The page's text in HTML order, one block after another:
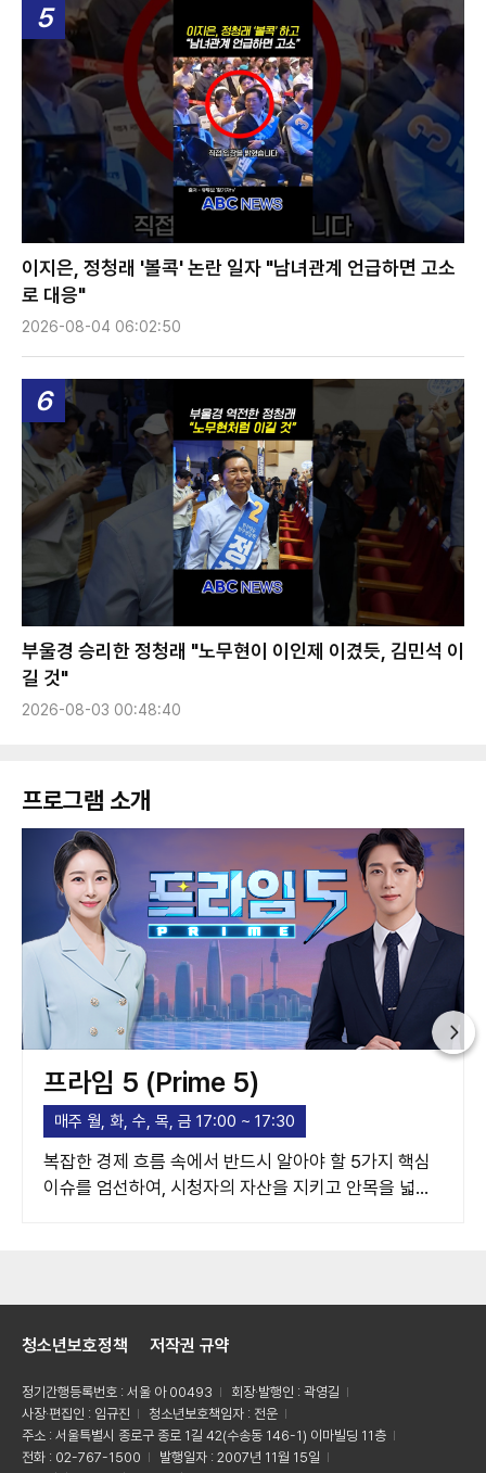
5
이지은, 정청래 '볼콕' 논란 일자 "남녀관계 언급하면 고소
로 대응"
2026-08-04 06:02:50
6
부울경 승리한 정청래 "노무현이 이인제 이겼듯, 김민석 이
길 것"
2026-08-03 00:48:40
프로그램 소개
프라임 5 (Prime 5)
매주 월, 화, 수, 목, 금 17:00 ~ 17:30
복잡한 경제 흐름 속에서 반드시 알아야 할 5가지 핵심
이슈를 엄선하여, 시청자의 자산을 지키고 안목을 넓혀
청소년보호정책 저작권 규약
정기간행등록번호 : 서울 아 00493
회장·발행인 : 곽영길
사장·편집인 : 임규진
청소년보호책임자 : 전운
주소 : 서울특별시 종로구 종로 1길 42(수송동 146-1) 이마빌딩 11층
전화 : 02-767-1500
발행일자 : 2007년 11월 15일